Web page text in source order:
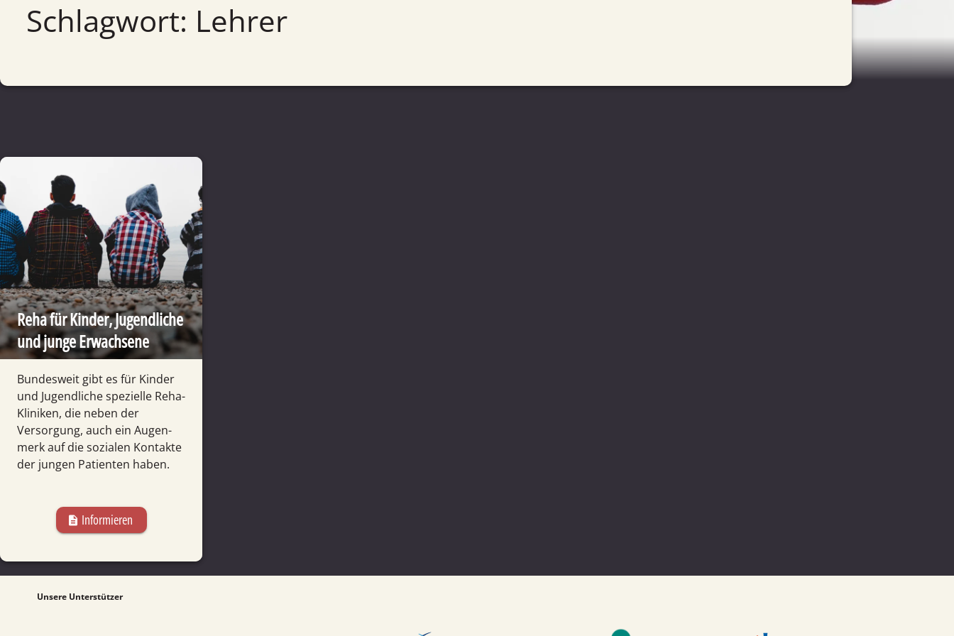
Schlagwort: Lehrer
Reha für Kinder, Jugend­liche
und junge Erwachsene
Bundesweit gibt es für Kinder
und Jugend­liche spezielle Reha-
Kliniken, die neben der
Versorgung, auch ein Augen­
merk auf die sozialen Kontakte
der jungen Patienten haben.
description Informieren
Unsere Unterstützer